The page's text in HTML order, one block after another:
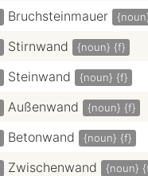
Bruchsteinmauer
Stirnwand {noun} {f}
Steinwand {noun} {f}
Außenwand {noun} {f}
Betonwand {noun} {f}
Zwischenwand {noun}